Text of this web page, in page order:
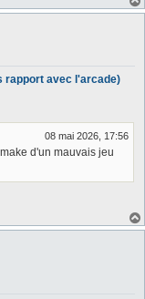
rapport avec l'arcade)
08 mai 2026, 17:56
d'un mauvais jeu